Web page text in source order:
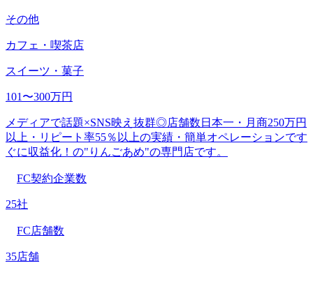
その他
カフェ・喫茶店
スイーツ・菓子
101〜300万円
メディアで話題×SNS映え抜群◎店舗数日本一・月商250万円
以上・リピート率55％以上の実績・簡単オペレーションです
ぐに収益化！の"りんごあめ"の専門店です。
FC契約企業数
25社
FC店舗数
35店舗